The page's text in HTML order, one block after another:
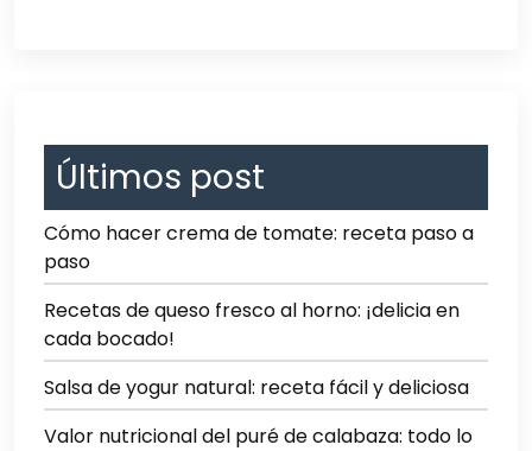
Últimos post
Cómo hacer crema de tomate: receta paso a
paso
Recetas de queso fresco al horno: ¡delicia en
cada bocado!
Salsa de yogur natural: receta fácil y deliciosa
Valor nutricional del puré de calabaza: todo lo